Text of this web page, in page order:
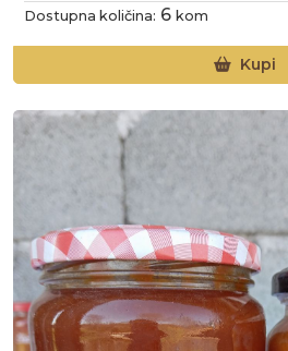
Dostupna količina: 6 kom
Kupi